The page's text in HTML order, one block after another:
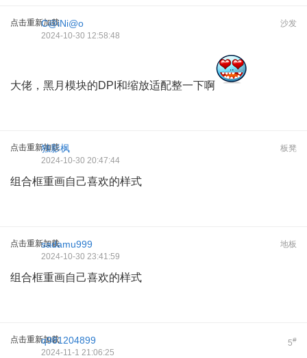
点击重新加载 沙发
C@iNi@o
2024-10-30 12:58:48
大佬，黑月模块的DPI和缩放适配整一下啊
点击重新加载 板凳
独影枫
2024-10-30 20:47:44
组合框重画自己喜欢的样式
点击重新加载 地板
sadamu999
2024-10-30 23:41:59
组合框重画自己喜欢的样式
点击重新加载 5#
q981204899
2024-11-1 21:06:25